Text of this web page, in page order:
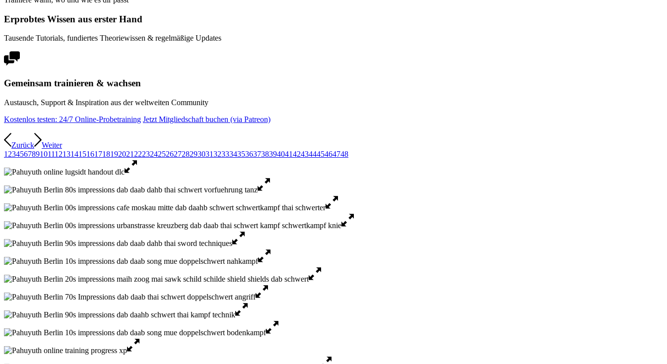
Erprobtes Wissen aus erster Hand
Tausende Tutorials, fundiertes Theoriewissen & regelmäßige Updates
Gemeinsam trainieren & wachsen
Austausch, Support & Inspiration aus der weltweiten Community
Kostenlos testen: 24/7 Online-Probetraining Jetzt Mitgliedschaft buchen (via Patreon)
Zurück
Weiter
1 23456789101112131415161718192021 222324252627282930313233343536373839404142434445464748